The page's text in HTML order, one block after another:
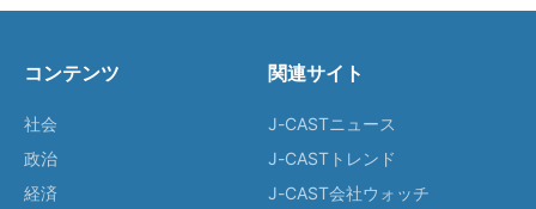
コンテンツ
社会
政治
経済
関連サイト
J-CASTニュース
J-CASTトレンド
J-CAST会社ウォッチ